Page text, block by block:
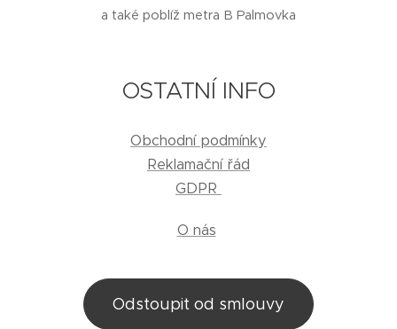
a také poblíž metra B Palmovka
OSTATNÍ INFO
Obchodní podmínky
Reklamační řád
GDPR
O nás
Odstoupit od smlouvy